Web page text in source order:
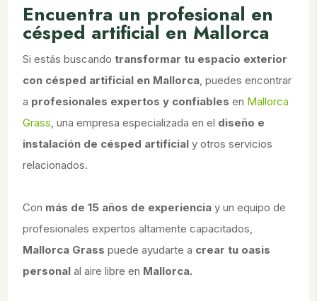
Encuentra un profesional en
césped artificial en Mallorca
Si estás buscando transformar tu espacio exterior
con césped artificial en Mallorca, puedes encontrar
a profesionales expertos y confiables en Mallorca
Grass, una empresa especializada en el diseño e
instalación de césped artificialy otros servicios
relacionados.
Con más de 15 años de experiencia y un equipo de
profesionales expertos altamente capacitados,
Mallorca Grass puede ayudarte a crear tu oasis
personalal aire libre en Mallorca.